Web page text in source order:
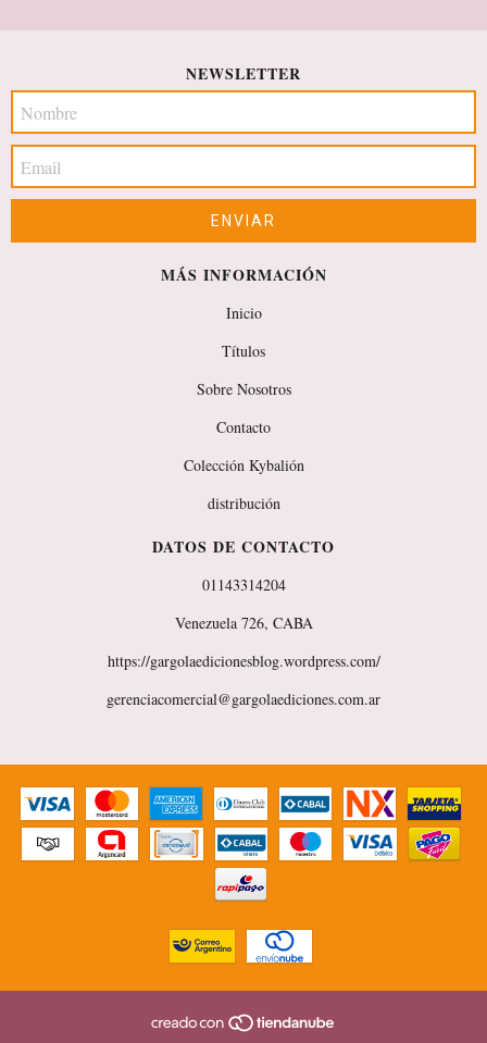
NEWSLETTER
MÁS INFORMACIÓN
Inicio
Títulos
Sobre Nosotros
Contacto
Colección Kybalión
distribución
DATOS DE CONTACTO
01143314204
Venezuela 726, CABA
https://gargolaedicionesblog.wordpress.com/
gerenciacomercial@gargolaediciones.com.ar